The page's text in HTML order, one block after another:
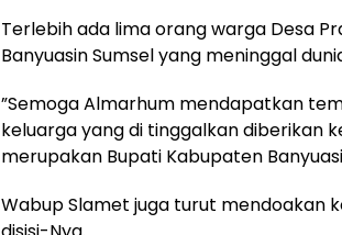
Terlebih ada lima orang warga Desa
Banyuasin Sumsel yang meninggal
”Semoga Almarhum mendapatkan
keluarga yang di tinggalkan diberikan
merupakan Bupati Kabupaten
Wabup Slamet juga turut mendoakan